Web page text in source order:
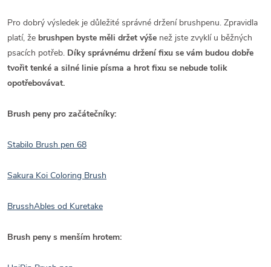
Pro dobrý výsledek je důležité správné držení brushpenu. Zpravidla
platí, že brushpen byste měli držet výše než jste zvyklí u běžných
psacích potřeb. Díky správnému držení fixu se vám budou dobře
tvořit tenké a silné linie písma a hrot fixu se nebude tolik
opotřebovávat.
Brush peny pro začátečníky:
Stabilo Brush pen 68
Sakura Koi Coloring Brush
BrusshAbles od Kuretake
Brush peny s menším hrotem: